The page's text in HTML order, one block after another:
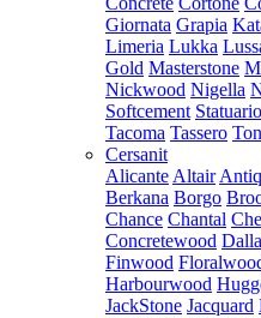
Giornata Grapia
Limeria Lukka
Gold Masterstone
Nickwood Nigella
Softcement Statuario
Tacoma Tassero
Cersanit
Alicante Altair
Berkana Borgo
Chance Chantal
Concretewood
Finwood
Harbourwood
JackStone Jacquard